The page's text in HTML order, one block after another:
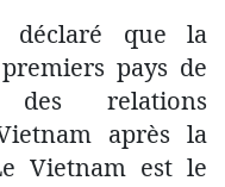
déclaré que la
pays de
relations
après la
Vietnam est le